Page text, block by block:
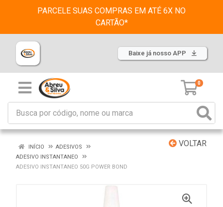
PARCELE SUAS COMPRAS EM ATÉ 6X NO
CARTÃO*
Baixe já nosso APP
0
VOLTAR
INÍCIO
ADESIVOS
ADESIVO INSTANTANEO
ADESIVO INSTANTANEO 50G POWER BOND